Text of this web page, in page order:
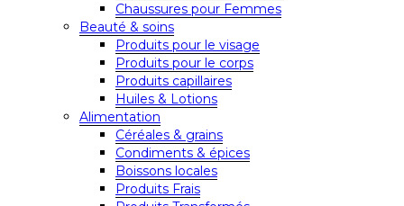
Chaussures pour Femmes
Beauté & soins
Produits pour le visage
Produits pour le corps
Produits capillaires
Huiles & Lotions
Alimentation
Céréales & grains
Condiments & épices
Boissons locales
Produits Frais